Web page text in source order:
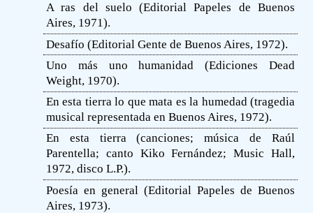
A ras del suelo (Editorial Papeles de Buenos
Aires, 1971).
Desafío (Editorial Gente de Buenos Aires, 1972).
Uno más uno humanidad (Ediciones Dead
Weight, 1970).
En esta tierra lo que mata es la humedad (tragedia
musical representada en Buenos Aires, 1972).
En esta tierra (canciones; música de Raúl
Parentella; canto Kiko Fernández; Music Hall,
1972, disco L.P.).
Poesía en general (Editorial Papeles de Buenos
Aires, 1973).